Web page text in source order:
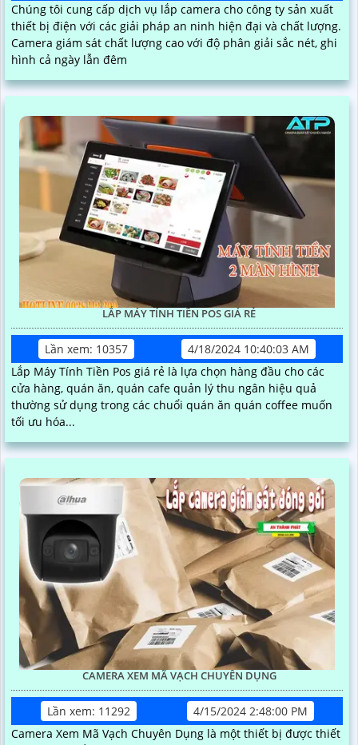
Chúng tôi cung cấp dịch vụ lắp camera cho công ty sản xuất
thiết bị điện với các giải pháp an ninh hiện đại và chất lượng.
Camera giám sát chất lượng cao với độ phân giải sắc nét, ghi
hình cả ngày lẫn đêm
LẮP MÁY TÍNH TIỀN POS GIÁ RẺ
Lần xem: 10357
4/18/2024 10:40:03 AM
Lắp Máy Tính Tiền Pos giá rẻ là lựa chọn hàng đầu cho các
cửa hàng, quán ăn, quán cafe quản lý thu ngân hiệu quả
thường sử dụng trong các chuổi quán ăn quán coffee muốn
tối ưu hóa...
CAMERA XEM MÃ VẠCH CHUYÊN DỤNG
Lần xem: 11292
4/15/2024 2:48:00 PM
Camera Xem Mã Vạch Chuyên Dụng là một thiết bị được thiết